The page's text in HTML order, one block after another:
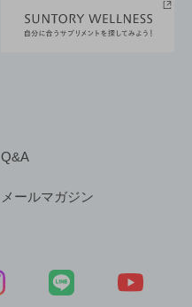
Q&A
メールマガジン